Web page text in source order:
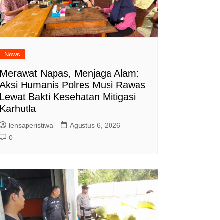
News
Napas, Menjaga Alam:
Humanis Polres Musi Rawas
Bakti Kesehatan Mitigasi
lensaperistiwa
Agustus 6, 2026
0